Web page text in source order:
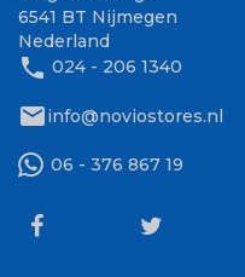
6541 BT Nijmegen
Nederland
phone 024 - 206 1340
mailinfo@noviostores.nl
06 - 376 867 19